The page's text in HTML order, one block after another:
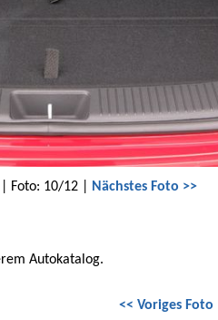
| Foto: 10/12 |
Nächstes Foto >>
Autokatalog.
<< Voriges Foto